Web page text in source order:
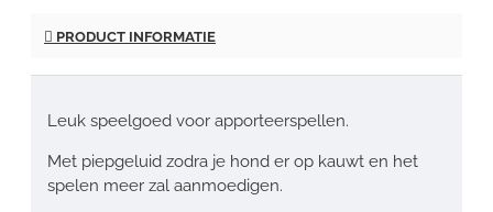
PRODUCT INFORMATIE
Leuk speelgoed voor apporteerspellen.
Met piepgeluid zodra je hond er op kauwt en het
spelen meer zal aanmoedigen.